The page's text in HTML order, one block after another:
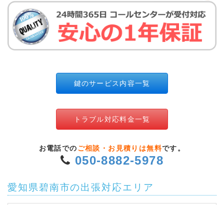
鍵のサービス内容一覧
トラブル対応料金一覧
お電話での ご相談・お見積りは無料です。
050-8882-5978
愛知県碧南市の出張対応エリア